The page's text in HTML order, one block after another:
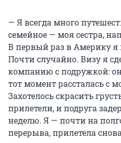
— Я всегда много
семейное — моя сестра,
В первый раз в Америку я
Почти случайно. Визу я
компанию с подружкой:
тот момент рассталась с
Захотелось скрасить
прилетели, и подруга
неделю. Я — почти на
перерыва, прилетела